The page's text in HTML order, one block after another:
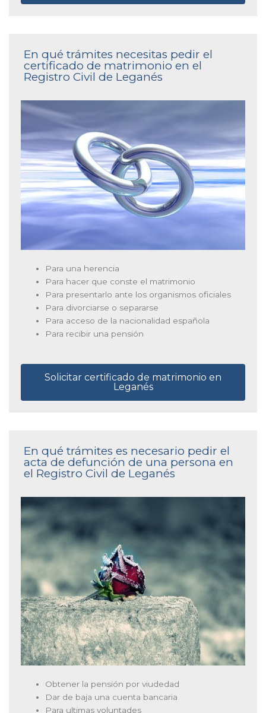
En qué trámites necesitas pedir el
certificado de matrimonio en el
Registro Civil de Leganés
Para una herencia
Para hacer que conste el matrimonio
Para presentarlo ante los organismos oficiales
Para divorciarse o separarse
Para acceso de la nacionalidad española
Para recibir una pensión
Solicitar certificado de matrimonio en
Leganés
En qué trámites es necesario pedir el
acta de defunción de una persona en
el Registro Civil de Leganés
Obtener la pensión por viudedad
Dar de baja una cuenta bancaria
Para ultimas voluntades